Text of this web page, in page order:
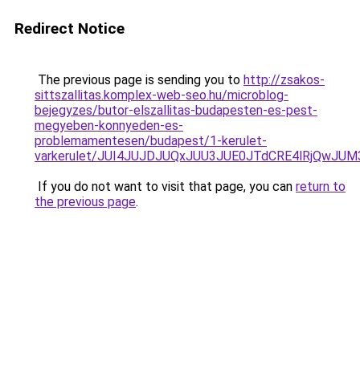
Redirect Notice
The previous page is sending you to http://zsakos-
sittszallitas.komplex-web-seo.hu/microblog-
bejegyzes/butor-elszallitas-budapesten-es-pest-
megyeben-konnyeden-es-
problemamentesen/budapest/1-kerulet-
varkerulet/
If you do not want to visit that page, you can return to
the previous page.